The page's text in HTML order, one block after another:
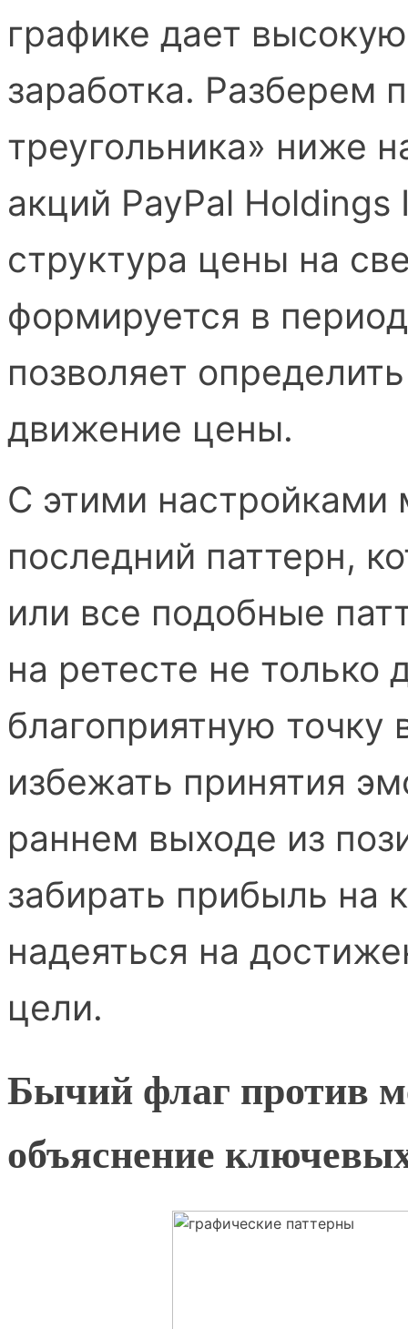
графике дает
заработка. Разберем
треугольника» ниже
акций PayPal Holdings
структура цены на
формируется в
позволяет
движение цены.
С этими настройками
последний паттерн,
или все подобные
на ретесте не только
благоприятную
избежать принятия
раннем выходе из
забирать прибыль на
надеяться на
цели.
Бычий флаг против
объяснение